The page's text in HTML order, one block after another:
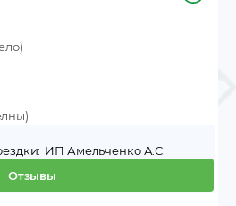
)
)
Отзывы
ИП Амельченко А.С.